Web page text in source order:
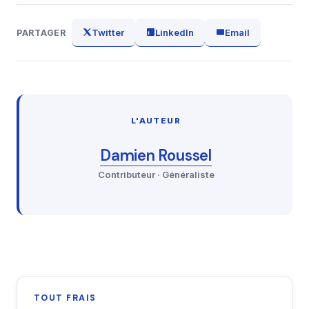
PARTAGER Twitter LinkedIn Email
L'AUTEUR
Damien Roussel
Contributeur · Généraliste
TOUT FRAIS